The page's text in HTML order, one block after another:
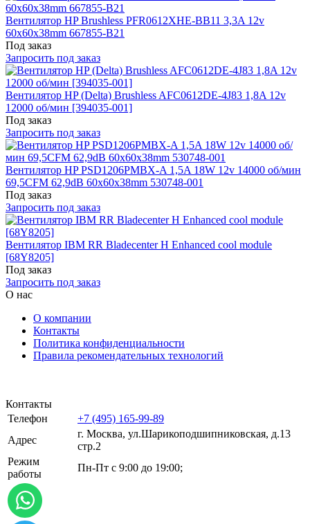
Вентилятор HP Brushless PFR0612XHE-BB11 3,3A 12v
60x60x38mm 667855-B21
Под заказ
Запросить под заказ
Вентилятор HP (Delta) Brushless AFC0612DE-4J83 1,8A 12v
12000 об/мин [394035-001]
Под заказ
Запросить под заказ
Вентилятор HP PSD1206PMBX-A 1,5A 18W 12v 14000 об/мин
69,5CFM 62,9dB 60x60x38mm 530748-001
Под заказ
Запросить под заказ
Вентилятор IBM RR Bladecenter H Enhanced cool module
[68Y8205]
Под заказ
Запросить под заказ
О нас
О компании
Контакты
Политика конфиденциальности
Правила рекомендательных технологий
Контакты
Телефон
+7 (495) 165-99-89
Адрес
г. Москва, ул.​​Шарикоподшипниковская, д.13
стр.2
Режим
работы
Пн-Пт с 9:00 до 19:00;